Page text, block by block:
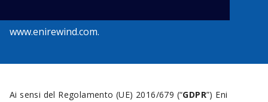
www.enirewind.com.
Ai sensi del Regolamento (UE) 2016/679 (“GDPR”) Eni